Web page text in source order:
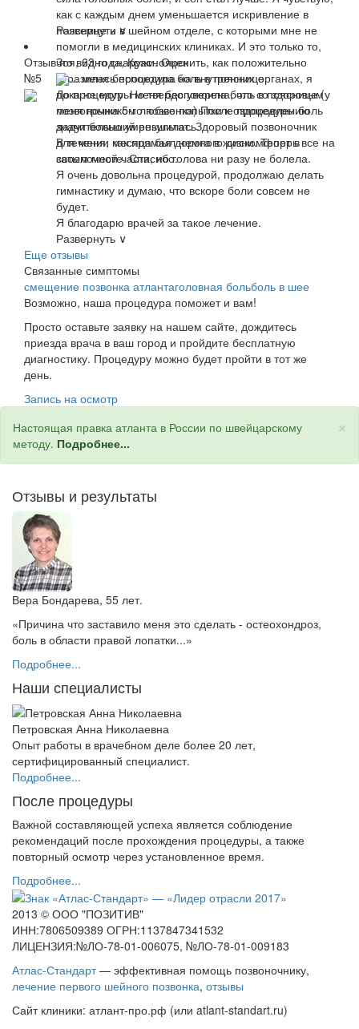
как с каждым днем уменьшается искривление в
пояснице и в шейном отделе, с которыми мне не
помогли в медицинских клиниках. И это только то,
что видно снаружи. Оценить, как положительно
отразилась процедура на внутренних органах, я
пока не могу. Но твердо уверена, что со здоровым
позвоночником любые попытки к оздоровлению
дадут больший результат. Здоровый позвоночник
для меня, как прямая дорога в жизни. Теперь все на
своем месте. Спасибо.
Развернуть ∨
Отзыв
№5
Зоя, 63 года, Красноярск
... меня беспокоила боль в пояснице
До процедуры меня беспокоила боль в пояснице (у
меня грыжа 5-го позвонка) После процедуры боль
значительно уменьшилась.
В течении месяца был немного дискомфорт в
затылочной части, но голова ни разу не болела.
Я очень довольна процедурой, продолжаю делать
гимнастику и думаю, что вскоре боли совсем не
будет.
Я благодарю врачей за такое лечение.
Развернуть ∨
Еще отзывы
Связанные симптомы
смещение позвонка атлантаголовная больболь в шее
Возможно, наша процедура поможет и вам!
Просто оставьте заявку на нашем сайте, дождитесь
приезда врача в ваш город и пройдите бесплатную
диагностику. Процедуру можно будет пройти в тот же
день.
Запись на осмотр
×
Настоящая правка атланта в России по швейцарскому
методу. Подробнее...
Отзывы и результаты
Вера Бондарева, 55 лет.
«Причина что заставило меня это сделать - остеохондроз,
боль в области правой лопатки...»
Подробнее...
Наши специалисты
Петровская Анна Николаевна
Опыт работы в врачебном деле более 20 лет,
сертифицированный специалист.
Подробнее...
После процедуры
Важной составляющей успеха является соблюдение
рекомендаций после прохождения процедуры, а также
повторный осмотр через установленное время.
Подробнее...
2013 © ООО "ПОЗИТИВ"
ИНН:7806509389 ОГРН:1137847341532
ЛИЦЕНЗИЯ:№ЛО-78-01-006075, №ЛО-78-01-009183
Атлас-Стандарт— эффективная помощь позвоночнику,
лечение первого шейного позвонка, отзывы
Сайт клиники: атлант-про.рф (или atlant-standart.ru)